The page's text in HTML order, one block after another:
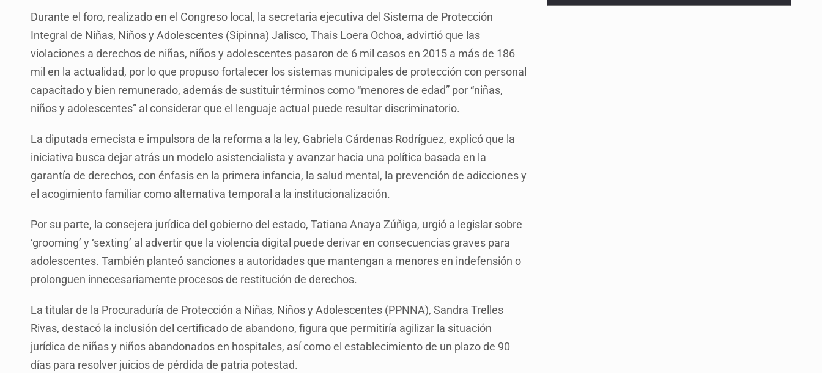
Durante el foro, realizado en el Congreso local, la secretaria ejecutiva del Sistema de Protección
Integral de Niñas, Niños y Adolescentes (Sipinna) Jalisco, Thais Loera Ochoa, advirtió que las
violaciones a derechos de niñas, niños y adolescentes pasaron de 6 mil casos en 2015 a más de 186
mil en la actualidad, por lo que propuso fortalecer los sistemas municipales de protección con personal
capacitado y bien remunerado, además de sustituir términos como “menores de edad” por “niñas,
niños y adolescentes” al considerar que el lenguaje actual puede resultar discriminatorio.
La diputada emecista e impulsora de la reforma a la ley, Gabriela Cárdenas Rodríguez, explicó que la
iniciativa busca dejar atrás un modelo asistencialista y avanzar hacia una política basada en la
garantía de derechos, con énfasis en la primera infancia, la salud mental, la prevención de adicciones y
el acogimiento familiar como alternativa temporal a la institucionalización.
Por su parte, la consejera jurídica del gobierno del estado, Tatiana Anaya Zúñiga, urgió a legislar sobre
‘grooming’ y ‘sexting’ al advertir que la violencia digital puede derivar en consecuencias graves para
adolescentes. También planteó sanciones a autoridades que mantengan a menores en indefensión o
prolonguen innecesariamente procesos de restitución de derechos.
La titular de la Procuraduría de Protección a Niñas, Niños y Adolescentes (PPNNA), Sandra Trelles
Rivas, destacó la inclusión del certificado de abandono, figura que permitiría agilizar la situación
jurídica de niñas y niños abandonados en hospitales, así como el establecimiento de un plazo de 90
días para resolver juicios de pérdida de patria potestad.